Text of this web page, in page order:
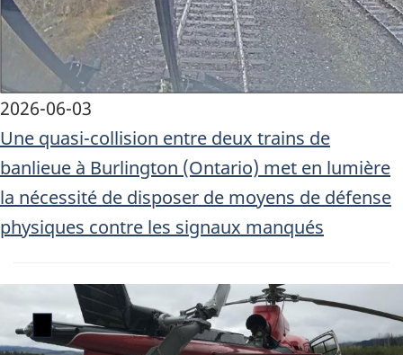
2026-06-03
Une quasi-collision entre deux trains de
banlieue à Burlington (Ontario) met en lumière
la nécessité de disposer de moyens de défense
physiques contre les signaux manqués